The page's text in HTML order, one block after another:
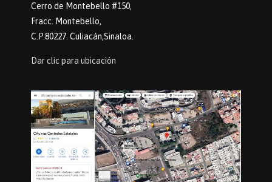
Cerro de Montebello #150,
Fracc. Montebello,
C.P.80227. Culiacán,Sinaloa.
Dar clic para ubicación